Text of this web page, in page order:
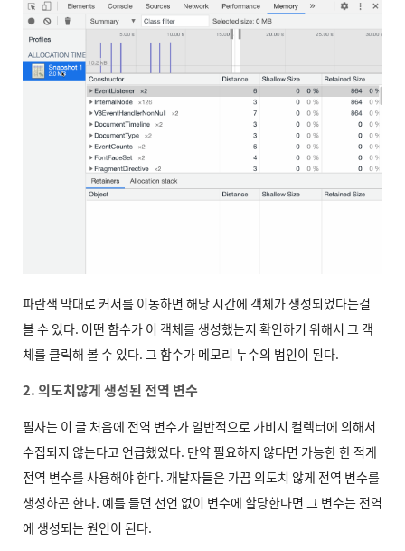
파란색 막대로 커서를 이동하면 해당 시간에 객체가 생성되었다는걸
볼 수 있다. 어떤 함수가 이 객체를 생성했는지 확인하기 위해서 그 객
체를 클릭해 볼 수 있다. 그 함수가 메모리 누수의 범인이 된다.
2. 의도치않게 생성된 전역 변수
필자는 이 글 처음에 전역 변수가 일반적으로 가비지 컬렉터에 의해서
수집되지 않는다고 언급했었다. 만약 필요하지 않다면 가능한 한 적게
전역 변수를 사용해야 한다. 개발자들은 가끔 의도치 않게 전역 변수를
생성하곤 한다. 예를 들면 선언 없이 변수에 할당한다면 그 변수는 전역
에 생성되는 원인이 된다.